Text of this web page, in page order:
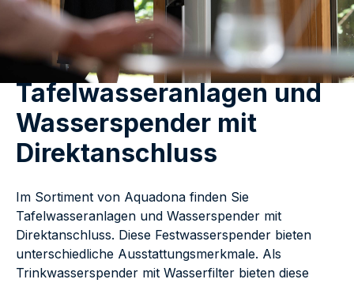
Tafelwasseranlagen und
Wasserspender mit
Direktanschluss
Im Sortiment von Aquadona finden Sie
Tafelwasseranlagen und Wasserspender mit
Direktanschluss. Diese Festwasserspender bieten
unterschiedliche Ausstattungsmerkmale. Als
Trinkwasserspender mit Wasserfilter bieten diese